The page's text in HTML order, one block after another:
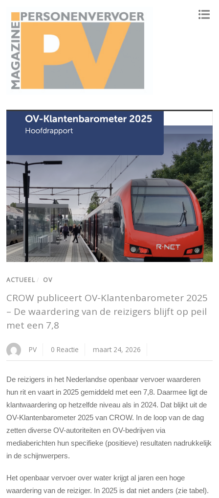
ACTUEEL / OV
CROW publiceert OV-Klantenbarometer 2025
– De waardering van de reizigers blijft op peil
met een 7,8
PV 0 Reactie maart 24, 2026
De reizigers in het Nederlandse openbaar vervoer waarderen
hun rit en vaart in 2025 gemiddeld met een 7,8. Daarmee ligt de
klantwaardering op hetzelfde niveau als in 2024. Dat blijkt uit de
OV-Klantenbarometer 2025 van CROW. In de loop van de dag
zetten diverse OV-autoriteiten en OV-bedrijven via
mediaberichten hun specifieke (positieve) resultaten nadrukkelijk
in de schijnwerpers.
Het openbaar vervoer over water krijgt al jaren een hoge
waardering van de reiziger. In 2025 is dat niet anders (zie tabel).